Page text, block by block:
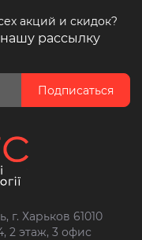
акций и скидок?
рассылку
Подписаться
г. Харьков 61010
2 этаж, 3 офис